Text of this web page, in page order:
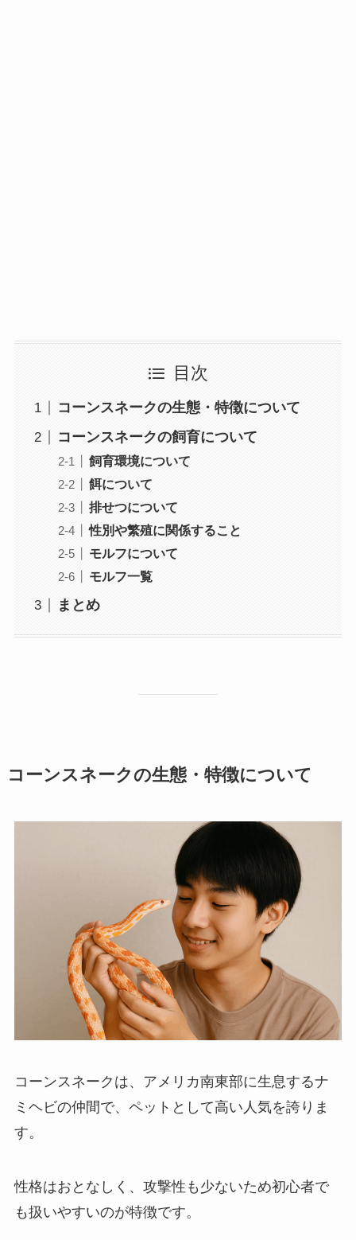
目次
コーンスネークの生態・特徴について
コーンスネークの飼育について
飼育環境について
餌について
排せつについて
性別や繁殖に関係すること
モルフについて
モルフ一覧
まとめ
コーンスネークの生態・特徴について
コーンスネークは、アメリカ南東部に生息するナ
ミヘビの仲間で、ペットとして高い人気を誇りま
す。
性格はおとなしく、攻撃性も少ないため初心者で
も扱いやすいのが特徴です。